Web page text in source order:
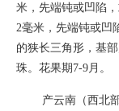
米，先端钝或凹陷
2毫米，先端钝或凹
的狭长三角形，基
珠。花果期7-9月。
产云南（西北